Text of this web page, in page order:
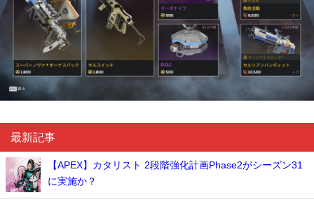
最新記事
【APEX】カタリスト 2段階強化計画Phase2がシーズン31
に実施か？